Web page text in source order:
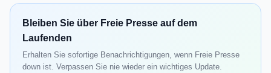
Bleiben Sie über Freie Presse auf dem
Laufenden
Erhalten Sie sofortige Benachrichtigungen, wenn Freie Presse
down ist. Verpassen Sie nie wieder ein wichtiges Update.